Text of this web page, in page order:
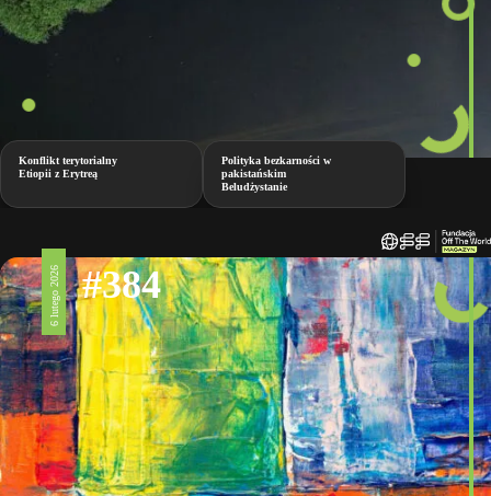
Konflikt terytorialny
Etiopii z Erytreą
Polityka bezkarności w
pakistańskim
Beludżystanie
6 lutego 2026 #384